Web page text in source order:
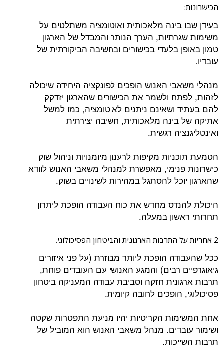
הכישרונות:
בעידן שבו בינה מלאכותית ואוטומציה משתלטים על
משימות שגרתיות, הערך הנותר והמבדל של הארגון
טמון באופן בלעדי בכישורים ובחשיבה הביקורתית של
עובדיו.
מנהלי משאבי האנוש הופכים לפונקציה היחידה שיכולה
לזהות, לפתח ולשמר את הכישורים שהארגון יזדקק
להם בעתיד ושאינם ניתנים לאוטומציה, כמו למשל
אתיקה של בינה מלאכותית, חשיבה יצירתית
ואינטליגנציה רגשית.
הטמעת תוכניות מקיפות לרענון מיומנויות וניהול שוק
כישרונות פנימי, מאפשרת למנהלי משאבי האנוש לוודא
שהארגון יוכל להסתגל במהירות לשינויים בשוק.
היכולת להנדס מחדש את כוח העבודה הופכת ליתרון
תחרותי ראשון במעלה.
2 אחריות על התרבות הארגונית והביטחון הפסיכולוגי:
ככל שהעבודה הופכת ליותר מבוזרת (על פני איזורים
גיאוגרפיים רבים) והמגע האנושי עם העובדים פוחת,
תרבות ארגונית חזקה וסביבת עבודה המעניקה ביטחון
פסיכולוגי, הופכים לחובה קיומית.
אחת המשימות הקריטיות יהיו מניעת התפטרות שקטה
ושימור עובדים. מנהל משאבי האנוש הוא המוביל של
תרבות השייכות.